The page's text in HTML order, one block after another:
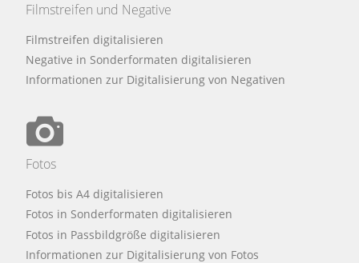
Filmstreifen und Negative
Filmstreifen digitalisieren
Negative in Sonderformaten digitalisieren
Informationen zur Digitalisierung von Negativen
Fotos
Fotos bis A4 digitalisieren
Fotos in Sonderformaten digitalisieren
Fotos in Passbildgröße digitalisieren
Informationen zur Digitalisierung von Fotos